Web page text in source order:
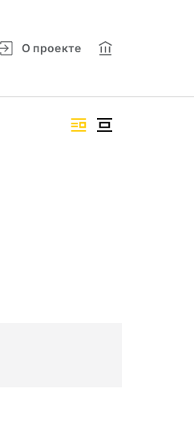
О проекте